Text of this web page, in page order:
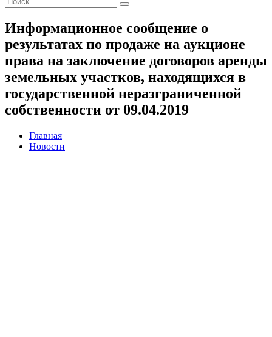
Информационное сообщение о
результатах по продаже на аукционе
права на заключение договоров аренды
земельных участков, находящихся в
государственной неразграниченной
собственности от 09.04.2019
Главная
Новости